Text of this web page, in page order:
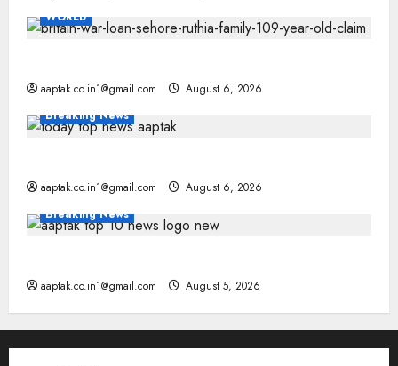
WORLD
aaptak.co.in1@gmail.com
August 6, 2026
Breaking News
aaptak.co.in1@gmail.com
August 6, 2026
Breaking News
aaptak.co.in1@gmail.com August 5, 2026